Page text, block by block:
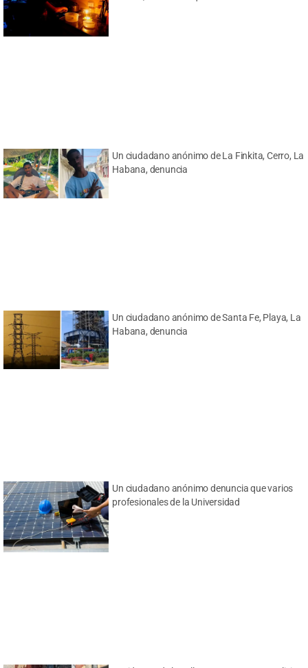
Un ciudadano anónimo de La Finkita, Cerro, La
Habana, denuncia
Un ciudadano anónimo de Santa Fe, Playa, La
Habana, denuncia
Un ciudadano anónimo denuncia que varios
profesionales de la Universidad